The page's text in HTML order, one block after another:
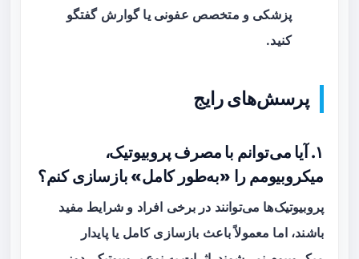
پزشکی و متخصص عفونی یا گوارش گفتگو
کنید.
پرسش‌های رایج
۱. آیا می‌توانم با مصرف پروبیوتیک،
میکروبیومم را «به‌طور کامل» بازسازی کنم؟
پروبیوتیک‌ها می‌توانند در برخی افراد و شرایط مفید
باشند، اما معمولاً باعث بازسازی کامل یا پایدار